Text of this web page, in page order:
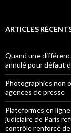
ARTICLES
Quand une
annulé pour défaut
Photographies non
agences de presse
Plateformes en
judiciaire de Paris
contrôle renforcé de